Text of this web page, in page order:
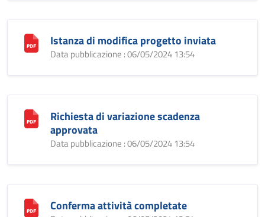
Istanza di modifica progetto inviata
Data pubblicazione : 06/05/2024 13:54
Richiesta di variazione scadenza
approvata
Data pubblicazione : 06/05/2024 13:54
Conferma attività completate